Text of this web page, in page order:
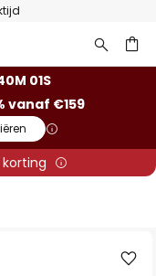
01S
vanaf €159